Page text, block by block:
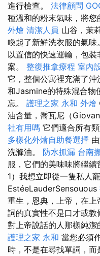
進行檢查。 法律顧問
種溫和的粉末氣味，將您
外燴 清潔人員 山谷，茉
喚起了新鮮洗衣服的氣味
以置信的快速運輸，包
案。 整復推拿療程 室內
它，整個公寓裡充滿了
和Jasmine的特殊混合物
忘。 護理之家 永和 外燴
油含量，喬瓦尼（
社有用嗎 它們適合所有
多樣化外燴自助餐選擇
洗滌油。 防水抓漏 台南
服，它們的美味味將繼續
1）我想立即從一隻私人
EstéeLauderSensouous
重生，恩典，上帝，在上
詞的真實性不是口才或
對上帝說話的人那樣純潔
護理之家 永和 當您必須
時，不是在尋找單詞，